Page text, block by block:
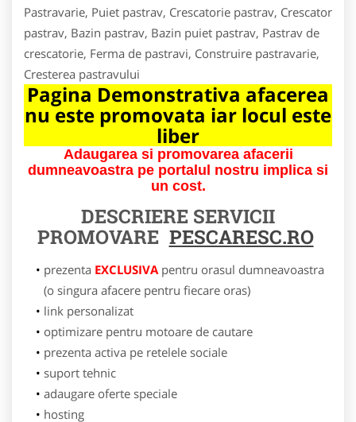
Pastravarie, Puiet pastrav, Crescatorie pastrav, Crescator
pastrav, Bazin pastrav, Bazin puiet pastrav, Pastrav de
crescatorie, Ferma de pastravi, Construire pastravarie,
Cresterea pastravului
Pagina Demonstrativa afacerea
nu este promovata iar locul este
liber
Adaugarea si promovarea afacerii
dumneavoastra pe portalul nostru implica si
un cost.
DESCRIERE SERVICII
PROMOVARE PESCARESC.RO
prezenta EXCLUSIVApentru orasul dumneavoastra
(o singura afacere pentru fiecare oras)
link personalizat
optimizare pentru motoare de cautare
prezenta activa pe retelele sociale
suport tehnic
adaugare oferte speciale
hosting